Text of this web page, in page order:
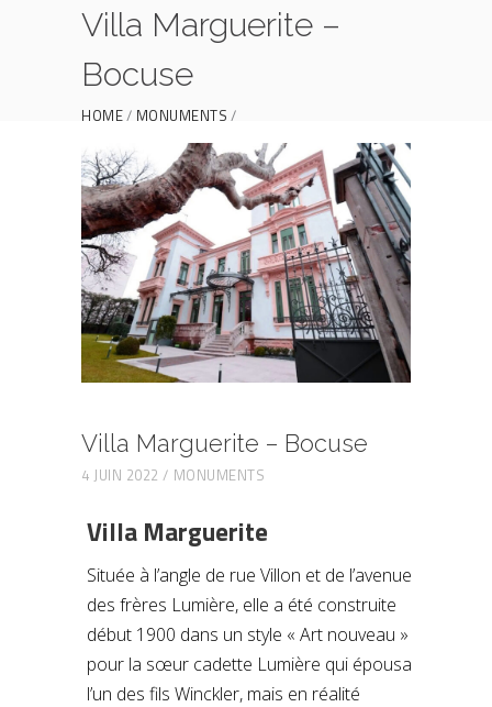
Villa Marguerite –
Bocuse
HOME
MONUMENTS
VILLA MARGUERITE – BOCUSE
Villa Marguerite – Bocuse
4 JUIN 2022 MONUMENTS
Villa Marguerite
Située à l’angle de rue Villon et de l’avenue
des frères Lumière, elle a été construite
début 1900 dans un style « Art nouveau »
pour la sœur cadette Lumière qui épousa
l’un des fils Winckler, mais en réalité